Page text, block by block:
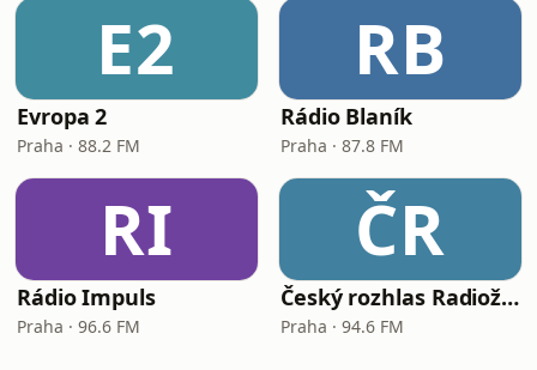
E2
Evropa 2
Praha · 88.2 FM
RB
Rádio Blaník
Praha · 87.8 FM
RI
Rádio Impuls
Praha · 96.6 FM
ČR
Český rozhlas Radiožurnál
Praha · 94.6 FM